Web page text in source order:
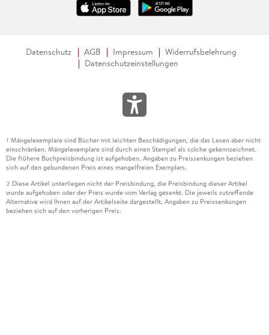
Datenschutz AGB Impressum
Widerrufsbelehrung
Datenschutzeinstellungen
1 Mängelexemplare sind Bücher mit leichten Beschädigungen, die das Lesen aber nicht
einschränken. Mängelexemplare sind durch einen Stempel als solche gekennzeichnet.
Die frühere Buchpreisbindung ist aufgehoben. Angaben zu Preissenkungen beziehen
sich auf den gebundenen Preis eines mangelfreien Exemplars.
2 Diese Artikel unterliegen nicht der Preisbindung, die Preisbindung dieser Artikel
wurde aufgehoben oder der Preis wurde vom Verlag gesenkt. Die jeweils zutreffende
Alternative wird Ihnen auf der Artikelseite dargestellt. Angaben zu Preissenkungen
beziehen sich auf den vorherigen Preis.